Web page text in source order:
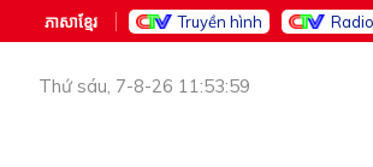
ភាសាខ្មែរ Truyền hình Radio
Thứ sáu, 7-8-26 11:53:59